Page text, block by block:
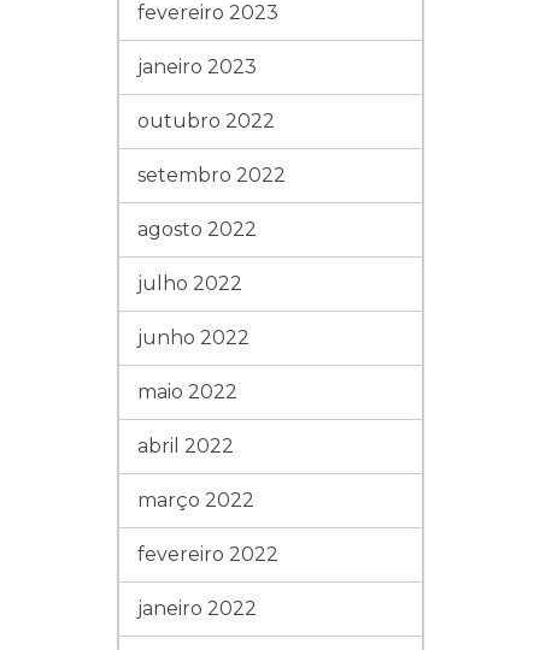
fevereiro 2023
janeiro 2023
outubro 2022
setembro 2022
agosto 2022
julho 2022
junho 2022
maio 2022
abril 2022
março 2022
fevereiro 2022
janeiro 2022